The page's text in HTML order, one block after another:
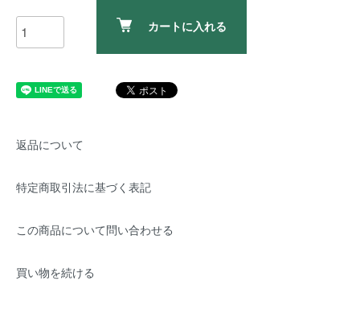
カートに入れる
返品について
特定商取引法に基づく表記
この商品について問い合わせる
買い物を続ける